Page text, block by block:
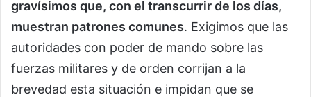
gravísimos que, con el transcurrir de los días,
muestran patrones comunes. Exigimos que las
autoridades con poder de mando sobre las
fuerzas militares y de orden corrijan a la
brevedad esta situación e impidan que se